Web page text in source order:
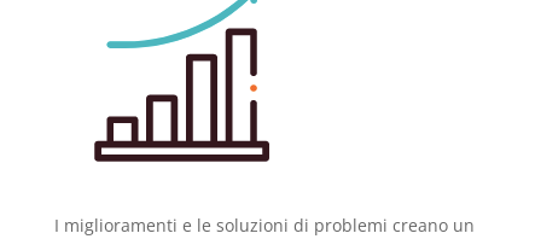
I miglioramenti e le soluzioni di problemi creano un